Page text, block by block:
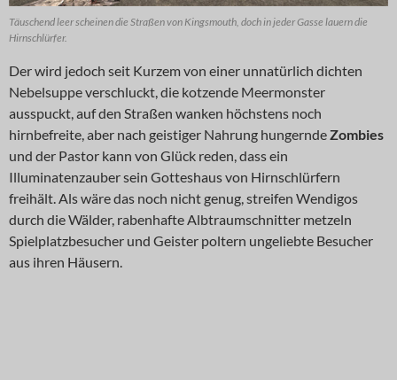
Täuschend leer scheinen die Straßen von Kingsmouth, doch in jeder Gasse lauern die
Hirnschlürfer.
Der wird jedoch seit Kurzem von einer unnatürlich dichten
Nebelsuppe verschluckt, die kotzende Meermonster
ausspuckt, auf den Straßen wanken höchstens noch
hirnbefreite, aber nach geistiger Nahrung hungerndeZombies
und der Pastor kann von Glück reden, dass ein
Illuminatenzauber sein Gotteshaus von Hirnschlürfern
freihält. Als wäre das noch nicht genug, streifen Wendigos
durch die Wälder, rabenhafte Albtraumschnitter metzeln
Spielplatzbesucher und Geister poltern ungeliebte Besucher
aus ihren Häusern.